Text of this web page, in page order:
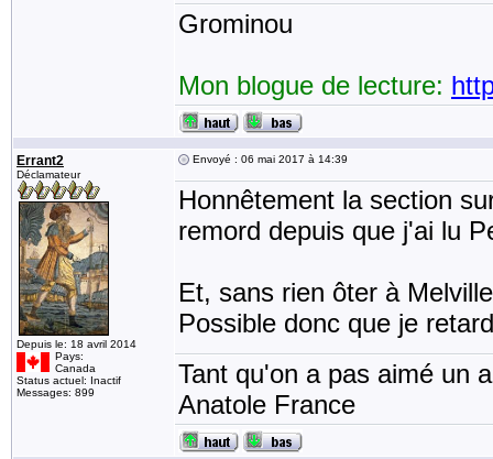
Grominou
Mon blogue de lecture:
Errant2
Déclamateur
Depuis le: 18 avril 2014
Pays:
Canada
Status actuel: Inactif
Messages: 899
Envoyé : 06 mai 2017 à 14:39
Honnêtement la section
remord depuis que j'ai lu
Et, sans rien ôter à
Possible donc que je
Tant qu'on a pas aimé un
Anatole France